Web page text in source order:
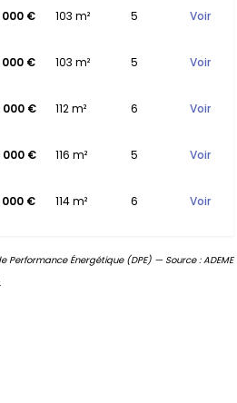
000 € 103 m² 5 Voir
000 € 103 m² 5 Voir
000 € 112 m² 6 Voir
000 € 116 m² 5 Voir
000 € 114 m² 6 Voir
Performance Énergétique (DPE) — Source : ADEME